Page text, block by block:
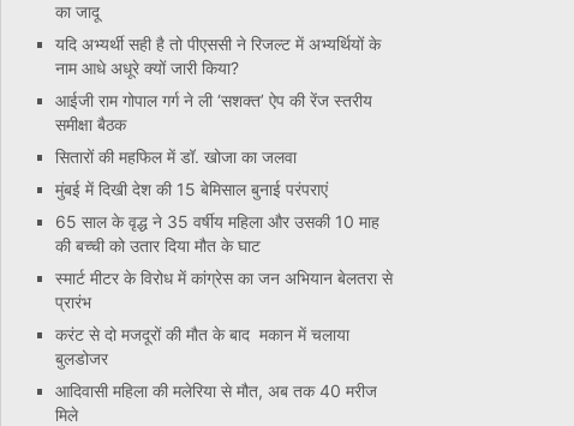
का जादू
यदि अभ्यर्थी सही है तो पीएससी ने रिजल्ट में अभ्यर्थियों के
नाम आधे अधूरे क्यों जारी किया?
आईजी राम गोपाल गर्ग ने ली ‘सशक्त’ ऐप की रेंज स्तरीय
समीक्षा बैठक
सितारों की महफिल में डॉ. खोजा का जलवा
मुंबई में दिखी देश की 15 बेमिसाल बुनाई परंपराएं
65 साल के वृद्ध ने 35 वर्षीय महिला और उसकी 10 माह
की बच्ची को उतार दिया मौत के घाट
स्मार्ट मीटर के विरोध में कांग्रेस का जन अभियान बेलतरा से
प्रारंभ
करंट से दो मजदूरों की मौत के बाद मकान में चलाया
बुलडोजर
आदिवासी महिला की मलेरिया से मौत, अब तक 40 मरीज
मिले